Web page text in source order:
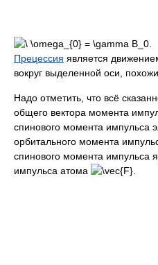
Прецессия является
вокруг выделенной оси,
Надо отметить, что всё
общего вектора момента
спинового момента импульса
орбитального момента
спинового момента импульса
импульса атома